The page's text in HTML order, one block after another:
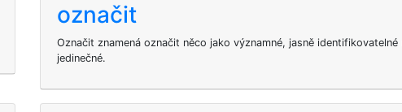
označit
Označit znamená označit něco jako významné, jasně identifikovatelné
jedinečné.